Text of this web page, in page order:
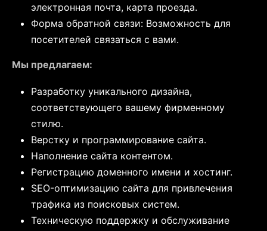
электронная почта, карта проезда.
Форма обратной связи: Возможность для
посетителей связаться с вами.
Мы предлагаем:
Разработку уникального дизайна,
соответствующего вашему фирменному
стилю.
Верстку и программирование сайта.
Наполнение сайта контентом.
Регистрацию доменного имени и хостинг.
SEO-оптимизацию сайта для привлечения
трафика из поисковых систем.
Техническую поддержку и обслуживание